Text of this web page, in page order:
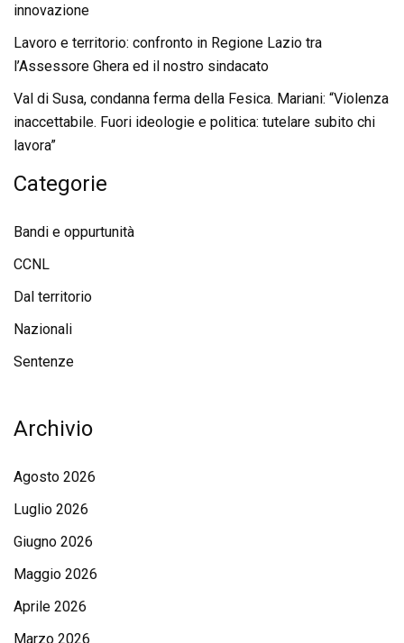
innovazione
Lavoro e territorio: confronto in Regione Lazio tra
l’Assessore Ghera ed il nostro sindacato
Val di Susa, condanna ferma della Fesica. Mariani: “Violenza
inaccettabile. Fuori ideologie e politica: tutelare subito chi
lavora”
Categorie
Bandi e oppurtunità
CCNL
Dal territorio
Nazionali
Sentenze
Archivio
Agosto 2026
Luglio 2026
Giugno 2026
Maggio 2026
Aprile 2026
Marzo 2026